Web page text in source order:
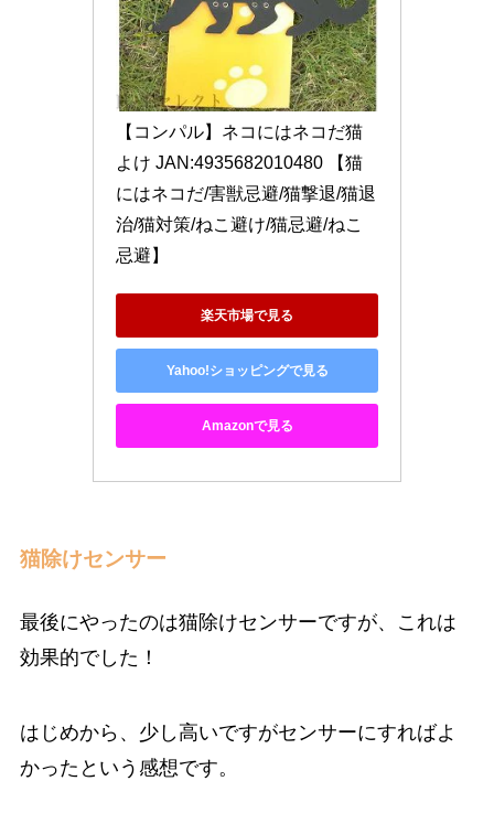
【コンパル】ネコにはネコだ猫
よけ JAN:4935682010480 【猫
にはネコだ/害獣忌避/猫撃退/猫退
治/猫対策/ねこ避け/猫忌避/ねこ
忌避】
楽天市場で見る
Yahoo!ショッピングで見る
Amazonで見る
猫除けセンサー
最後にやったのは猫除けセンサーですが、これは
効果的でした！
はじめから、少し高いですがセンサーにすればよ
かったという感想です。